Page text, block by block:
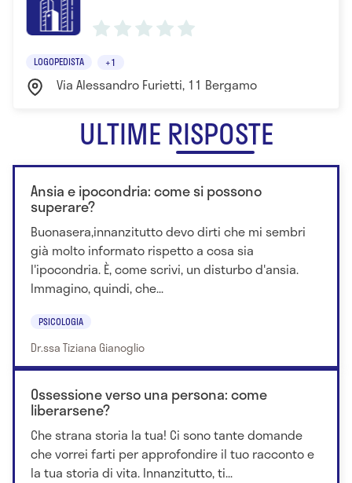
LOGOPEDISTA +1
Via Alessandro Furietti, 11 Bergamo
ULTIME RISPOSTE
Ansia e ipocondria: come si possono
superare?
Buonasera,innanzitutto devo dirti che mi sembri
già molto informato rispetto a cosa sia
l'ipocondria. È, come scrivi, un disturbo d'ansia.
Immagino, quindi, che...
PSICOLOGIA
Dr.ssa Tiziana Gianoglio
Ossessione verso una persona: come
liberarsene?
Che strana storia la tua! Ci sono tante domande
che vorrei farti per approfondire il tuo racconto e
la tua storia di vita. Innanzitutto, ti...